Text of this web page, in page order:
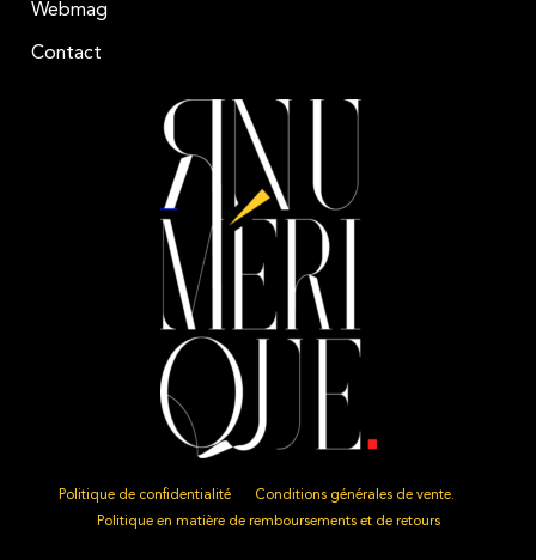
Webmag
Contact
Politique de confidentialité
Conditions générales de vente.
Politique en matière de remboursements et de retours